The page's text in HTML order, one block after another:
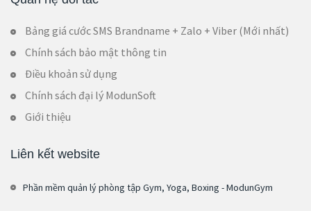
Bảng giá cước SMS Brandname + Zalo + Viber (Mới nhất)
Chính sách bảo mật thông tin
Điều khoản sử dụng
Chính sách đại lý ModunSoft
Giới thiệu
Liên kết website
Phần mềm quản lý phòng tập Gym, Yoga, Boxing - ModunGym